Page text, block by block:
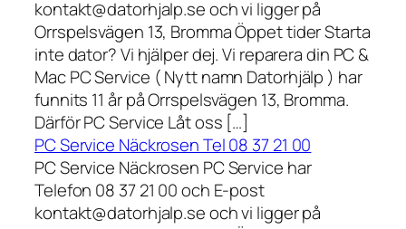
kontakt@datorhjalp.se och vi ligger på
Orrspelsvägen 13, Bromma Öppet tider Starta
inte dator? Vi hjälper dej. Vi reparera din PC &
Mac PC Service ( Nytt namn Datorhjälp ) har
funnits 11 år på Orrspelsvägen 13, Bromma.
Därför PC Service Låt oss […]
PC Service Näckrosen Tel 08 37 21 00
PC Service Näckrosen PC Service har
Telefon 08 37 21 00 och E-post
kontakt@datorhjalp.se och vi ligger på